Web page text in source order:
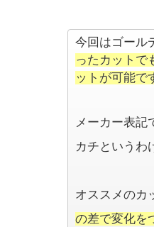
今回はゴール
ったカットで
ットが可能で
メーカー表記
カチというわ
オススメのカ
の差で変化を